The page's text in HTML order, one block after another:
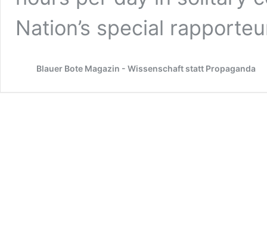
Nation’s special
Blauer Bote Magazin - Wissenschaft statt Propaganda